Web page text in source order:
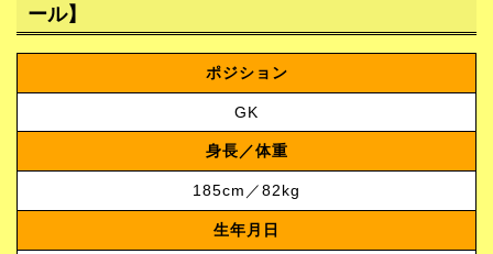
ール】
ポジション
GK
身長／体重
185cm／82kg
生年月日